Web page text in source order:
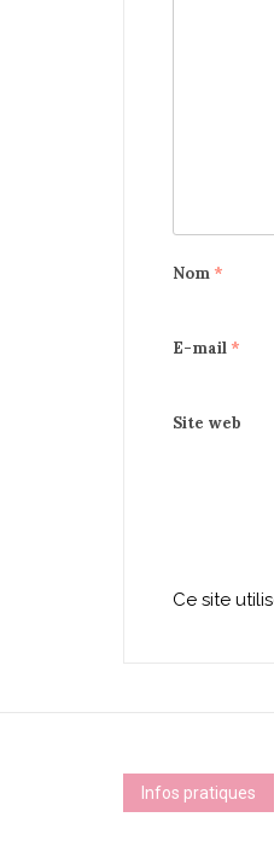
Nom *
E-mail *
Site web
Ce site
Infos pratiques